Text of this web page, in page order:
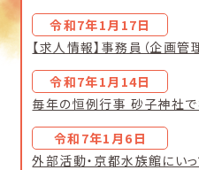
令和7年1月17日
【求人情報】事務員（企画管
令和7年1月14日
毎年の恒例行事 砂子神社
令和7年1月6日
外部活動・京都水族館にい